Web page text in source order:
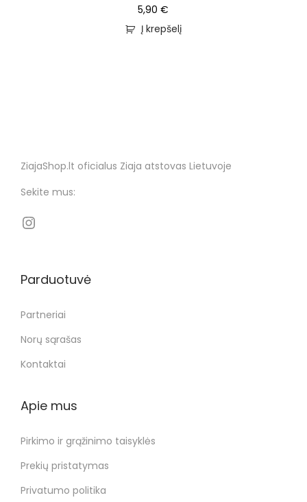
5,90€
Į krepšelį
ZiajaShop.lt oficialus Ziaja atstovas Lietuvoje
Sekite mus:
Parduotuvė
Partneriai
Norų sąrašas
Kontaktai
Apie mus
Pirkimo ir grąžinimo taisyklės
Prekių pristatymas
Privatumo politika